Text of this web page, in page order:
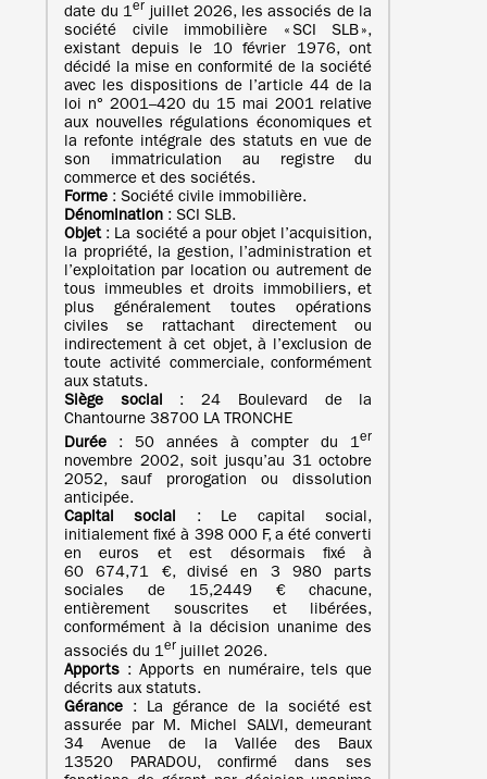
date du 1er juillet 2026, les associés de la
société civile immobilière « SCI SLB »,
existant depuis le 10 février 1976, ont
décidé la mise en conformité de la société
avec les dispositions de l’article 44 de la
loi n° 2001–420 du 15 mai 2001 relative
aux nouvelles régulations économiques et
la refonte intégrale des statuts en vue de
son immatriculation au registre du
commerce et des sociétés.
Forme : Société civile immobilière.
Dénomination : SCI SLB.
Objet: La société a pour objet l’acquisition,
la propriété, la gestion, l’administration et
l’exploitation par location ou autrement de
tous immeubles et droits immobiliers, et
plus généralement toutes opérations
civiles se rattachant directement ou
indirectement à cet objet, à l’exclusion de
toute activité commerciale, conformément
aux statuts.
Siège social : 24 Boulevard de la
Chantourne 38700 LA TRONCHE
Durée : 50 années à compter du 1er
novembre 2002, soit jusqu’au 31 octobre
2052, sauf prorogation ou dissolution
anticipée.
Capital social : Le capital social,
initialement fixé à 398 000 F, a été converti
en euros et est désormais fixé à
60 674,71 €, divisé en 3 980 parts
sociales de 15,2449 € chacune,
entièrement souscrites et libérées,
conformément à la décision unanime des
associés du 1er
juillet 2026.
Apports : Apports en numéraire, tels que
décrits aux statuts.
Gérance : La gérance de la société est
assurée par M. Michel SALVI, demeurant
34 Avenue de la Vallée des Baux
13520 PARADOU, confirmé dans ses